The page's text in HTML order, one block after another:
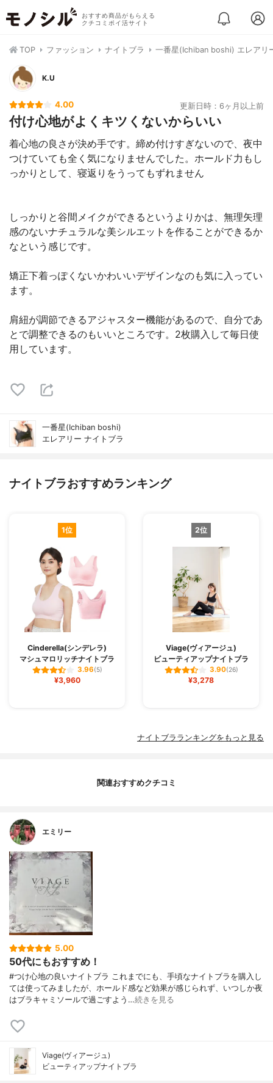
おすすめ商品がもらえる
クチコミポイ活サイト
TOP ファッション ナイトブラ 一番星(Ichiban boshi) エレアリ
K.U
4.00 更新日時：6ヶ月以上前
付け心地がよくキツくないからいい
着心地の良さが決め手です。締め付けすぎないので、夜中
つけていても全く気になりませんでした。ホールド力もし
っかりとして、寝返りをうってもずれません
しっかりと谷間メイクができるというよりかは、無理矢理
感のないナチュラルな美シルエットを作ることができるか
なという感じです。
矯正下着っぽくないかわいいデザインなのも気に入ってい
ます。
肩紐が調節できるアジャスター機能があるので、自分であ
とで調整できるのもいいところです。2枚購入して毎日使
用しています。
一番星(Ichiban boshi)
エレアリー ナイトブラ
ナイトブラおすすめランキング
1位
Cinderella(シンデレラ)
マシュマロリッチナイトブラ
3.96(5)
¥3,960
2位
Viage(ヴィアージュ)
ビューティアップナイトブラ
3.90(26)
¥3,278
ナイトブラランキングをもっと見る
関連おすすめクチコミ
エミリー
5.00
50代にもおすすめ！
#つけ心地の良いナイトブラ これまでにも、手頃なナイトブラを購入し
ては使ってみましたが、ホールド感など効果が感じられず、いつしか夜
はブラキャミソールで過ごすよう…続きを見る
Viage(ヴィアージュ)
ビューティアップナイトブラ